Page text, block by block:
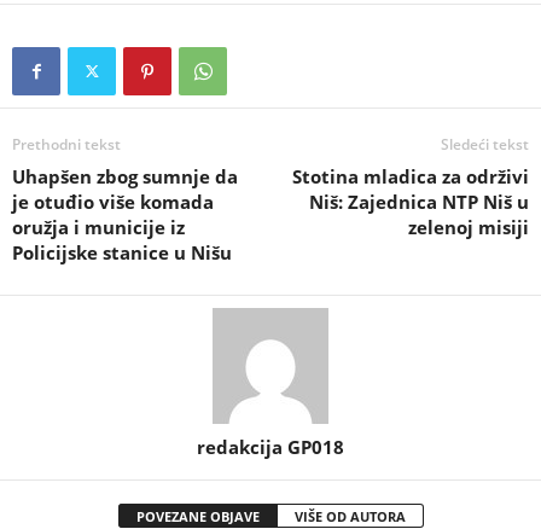
Prethodni tekst
Uhapšen zbog sumnje da
je otuđio više komada
oružja i municije iz
Policijske stanice u Nišu
Sledeći tekst
Stotina mladica za održivi
Niš: Zajednica NTP Niš u
zelenoj misiji
redakcija GP018
POVEZANE OBJAVE VIŠE OD AUTORA